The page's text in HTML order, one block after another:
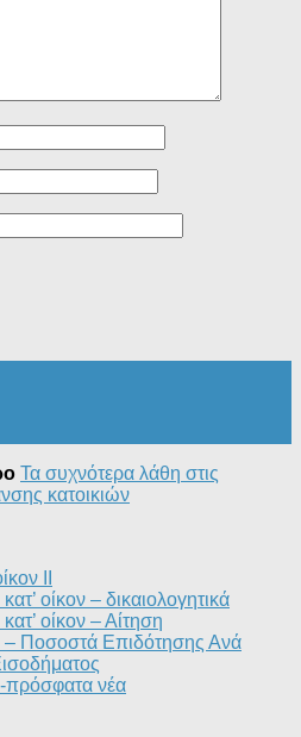
Τα συχνότερα λάθη στις
κατοικιών
II
οίκον – δικαιολογητικά
οίκον – Αίτηση
– Ποσοστά Επιδότησης Ανά
πρόσφατα νέα